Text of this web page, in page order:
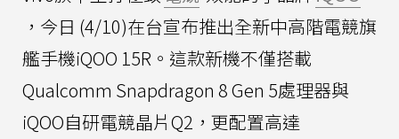
，今日 (4/10)在台宣布推出全新中高階電競旗
艦手機iQOO 15R。這款新機不僅搭載
Qualcomm Snapdragon 8 Gen 5處理器與
iQOO自研電競晶片Q2，更配置高達